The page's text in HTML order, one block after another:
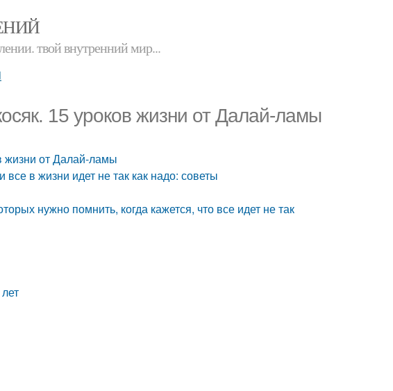
твой внутренний мир...
15 уроков жизни от Далай-ламы
жизни от Далай-ламы
в жизни идет не так как надо: советы
нужно помнить, когда кажется, что все идет не так